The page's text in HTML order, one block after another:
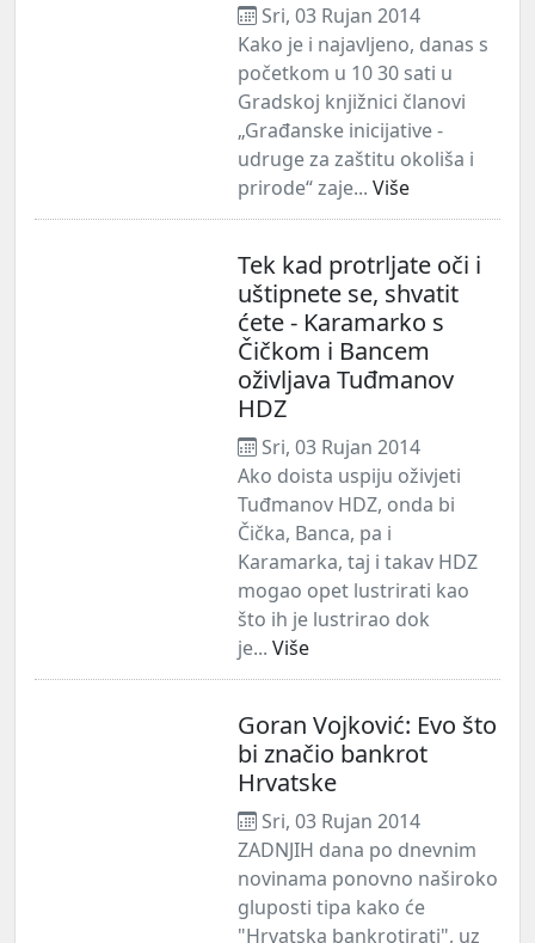
Sri, 03 Rujan 2014
Kako je i najavljeno, danas s
početkom u 10 30 sati u
Gradskoj knjižnici članovi
„Građanske inicijative -
udruge za zaštitu okoliša i
prirode“ zaje... Više
Tek kad protrljate oči i
uštipnete se, shvatit
ćete - Karamarko s
Čičkom i Bancem
oživljava Tuđmanov
HDZ
Sri, 03 Rujan 2014
Ako doista uspiju oživjeti
Tuđmanov HDZ, onda bi
Čička, Banca, pa i
Karamarka, taj i takav HDZ
mogao opet lustrirati kao
što ih je lustrirao dok
je... Više
Goran Vojković: Evo što
bi značio bankrot
Hrvatske
Sri, 03 Rujan 2014
ZADNJIH dana po dnevnim
novinama ponovno naširoko
gluposti tipa kako će
"Hrvatska bankrotirati", uz